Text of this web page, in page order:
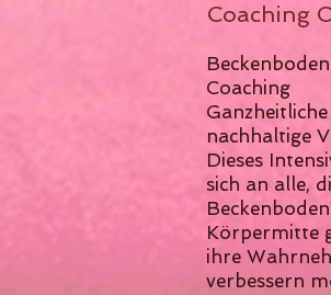
Coaching
Coaching​
nachhaltige
Dieses
sich an alle,
Körpermitte
ihre
verbessern